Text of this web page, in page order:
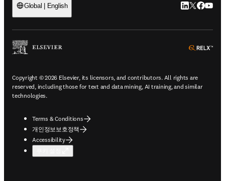
Global | English LinkedIn 새
Twitter 새
Copyright © 2026 Elsevier, its licensors, and contributors. All rights are
reserved, including those for text and data mining, AI training, and similar
technologies.
Terms & Conditions
개인정보보호정책
Accessibility